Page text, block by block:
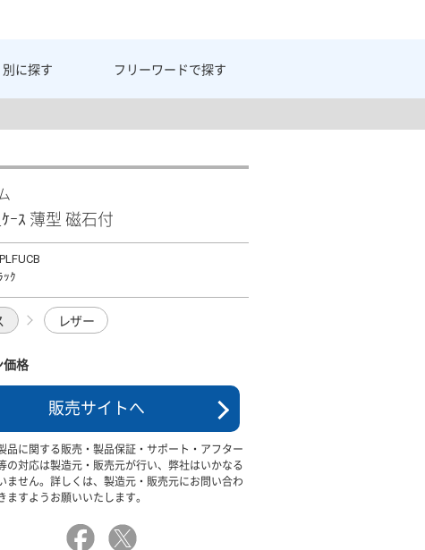
に探す フリーワードで探す
ｰｽ 薄型 磁石付
ｯｸ
レザー
価格
販売サイトへ
品に関する販売・製品保証・サポート・アフター
の対応は製造元・販売元が行い、弊社はいかなる
ません。詳しくは、製造元・販売元にお問い合わ
ますようお願いいたします。